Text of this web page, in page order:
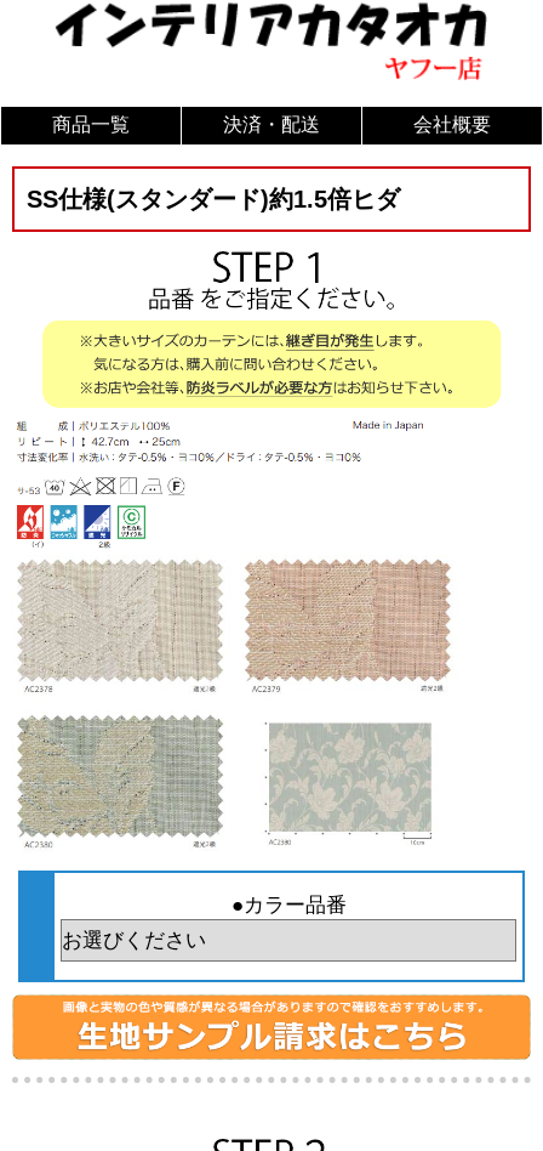
商品一覧 決済・配送 会社概要
SS仕様(スタンダード)約1.5倍ヒダ
●カラー品番